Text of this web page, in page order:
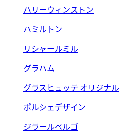
ハリーウィンストン
ハミルトン
リシャールミル
グラハム
グラスヒュッテ オリジナル
ポルシェデザイン
ジラールペルゴ